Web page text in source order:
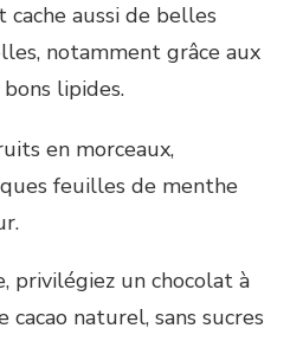
cache aussi de belles
notamment grâce aux
lipides.
en morceaux,
feuilles de menthe
privilégiez un chocolat à
cacao naturel, sans sucres